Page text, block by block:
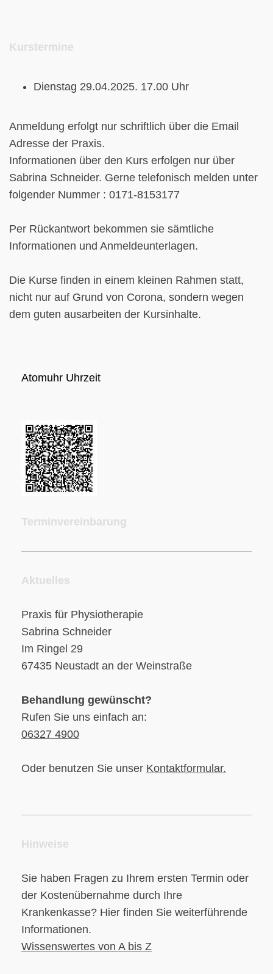
Kurstermine
Dienstag 29.04.2025. 17.00 Uhr
Anmeldung erfolgt nur schriftlich über die Email
Adresse der Praxis.
Informationen über den Kurs erfolgen nur über
Sabrina Schneider. Gerne telefonisch melden unter
folgender Nummer : 0171-8153177
Per Rückantwort bekommen sie sämtliche
Informationen und Anmeldeunterlagen.
Die Kurse finden in einem kleinen Rahmen statt,
nicht nur auf Grund von Corona, sondern wegen
dem guten ausarbeiten der Kursinhalte.
Atomuhr Uhrzeit
Terminvereinbarung
Aktuelles
Praxis für Physiotherapie
Sabrina Schneider
Im Ringel 29
67435 Neustadt an der Weinstraße
Behandlung gewünscht?
Rufen Sie uns einfach an:
06327 4900
Oder benutzen Sie unser Kontaktformular.
Hinweise
Sie haben Fragen zu Ihrem ersten Termin oder
der Kostenübernahme durch Ihre
Krankenkasse? Hier finden Sie weiterführende
Informationen.
Wissenswertes von A bis Z